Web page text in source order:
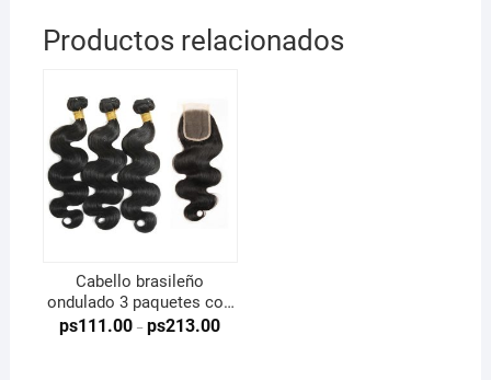
Productos relacionados
Cabello brasileño
ondulado 3 paquetes con
cierre
ps111.00 – ps213.00